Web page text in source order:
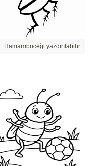
Hamamböceği yazdırılabilir